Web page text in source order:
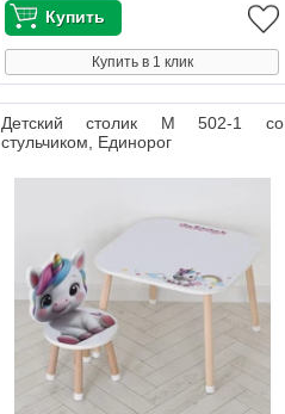
Купить в 1 клик
Детский столик M 502-1 со
стульчиком, Единорог